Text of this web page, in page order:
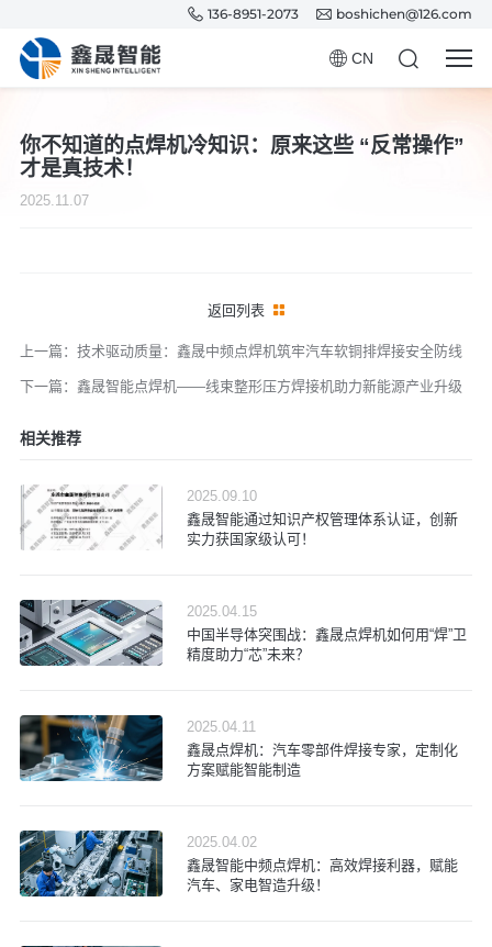
136-8951-2073 boshichen@126.com
CN
你不知道的点焊机冷知识：原来这些 “反常操作”
才是真技术！
2025.11.07
上一篇：技术驱动质量：鑫晟中频点焊机筑牢汽车软铜排焊接安全防线
返回列表
下一篇：鑫晟智能点焊机——线束整形压方焊接机助力新能源产业升级
相关推荐
2025.09.10
鑫晟智能通过知识产权管理体系认证，创新
实力获国家级认可！
2025.04.15
中国半导体突围战：鑫晟点焊机如何用“焊”卫
精度助力“芯”未来？
2025.04.11
鑫晟点焊机：汽车零部件焊接专家，定制化
方案赋能智能制造
2025.04.02
鑫晟智能中频点焊机：高效焊接利器，赋能
汽车、家电智造升级！